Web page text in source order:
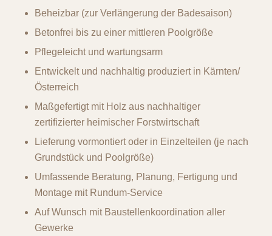
Beheizbar (zur Verlängerung der Badesaison)
Betonfrei bis zu einer mittleren Poolgröße
Pflegeleicht und wartungsarm
Entwickelt und nachhaltig produziert in Kärnten/
Österreich
Maßgefertigt mit Holz aus nachhaltiger
zertifizierter heimischer Forstwirtschaft
Lieferung vormontiert oder in Einzelteilen (je nach
Grundstück und Poolgröße)
Umfassende Beratung, Planung, Fertigung und
Montage mit Rundum-Service
Auf Wunsch mit Baustellenkoordination aller
Gewerke